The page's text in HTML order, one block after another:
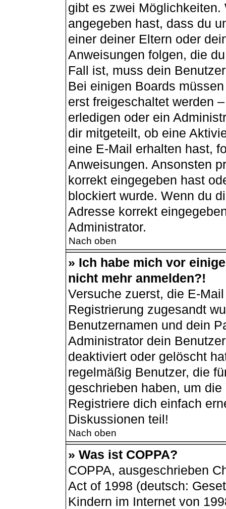
gibt es zwei
angegeben hast, dass du
einer deiner Eltern oder
Anweisungen folgen, die
Fall ist, muss dein
Bei einigen Boards
erst freigeschaltet werden
erledigen oder ein
dir mitgeteilt, ob eine
eine E-Mail erhalten hast,
Anweisungen. Ansonsten
korrekt eingegeben hast
blockiert wurde. Wenn du
Adresse korrekt
Administrator.
Nach oben
» Ich habe mich vor
nicht mehr anmelden?!
Versuche zuerst, die E-
Registrierung zugesandt
Benutzernamen und dein
Administrator dein
deaktiviert oder gelöscht
regelmäßig Benutzer, die
geschrieben haben, um
Registriere dich einfach
Diskussionen teil!
Nach oben
» Was ist COPPA?
COPPA, ausgeschrieben
Act of 1998 (deutsch:
Kindern im Internet von